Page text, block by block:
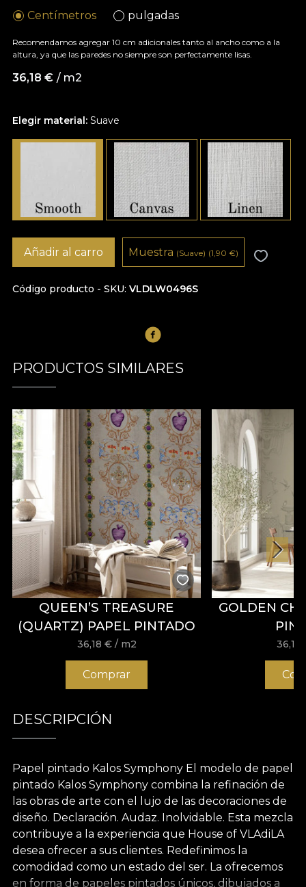
Elegir material: Suave
Centímetros pulgadas
Recomendamos agregar 10 cm adicionales tanto al ancho como a la
altura, ya que las paredes no siempre son perfectamente lisas.
36,18 € / m2
Código producto - SKU VLDLW0496S
Añadir al carro Muestra (Suave) (1,90 €)
PRODUCTOS SIMILARES
QUEEN’S TREASURE
(QUARTZ) PAPEL PINTADO
36,18 € / m2
Comprar
GOLDEN
36,18
DESCRIPCIÓN
Papel pintado Kalos Symphony El modelo de papel
pintado Kalos Symphony combina la refinación de
las obras de arte con el lujo de las decoraciones de
diseño. Declaración. Audaz. Inolvidable. Esta mezcla
contribuye a la experiencia que House of VLAdiLA
desea ofrecer a sus clientes. Redefinimos la
comodidad como un estado del ser. La ofrecemos
en forma de papeles pintados únicos, dibujados a